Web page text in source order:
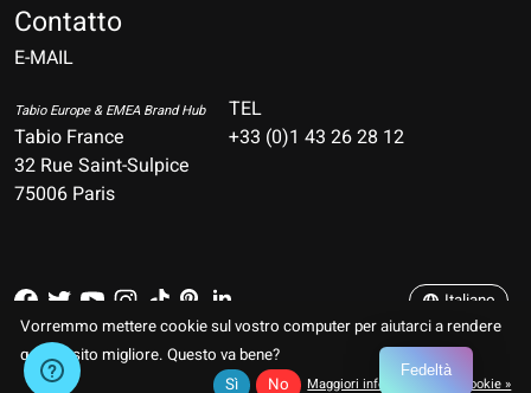
Contatto
E-MAIL
Tabio Europe & EMEA Brand Hub
Tabio France
32 Rue Saint-Sulpice
75006 Paris
TEL
+33 (0)1 43 26 28 12
© Copyright 2026 TABIO E-SHOP Paris RSS feed
Italiano
Español
Vorremmo mettere cookie sul vostro computer per aiutarci a rendere
questo sito migliore. Questo va bene?
Sì
No Maggiori informazioni sui cookie »
Fedeltà